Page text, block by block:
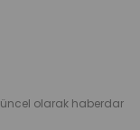
olarak haberdar